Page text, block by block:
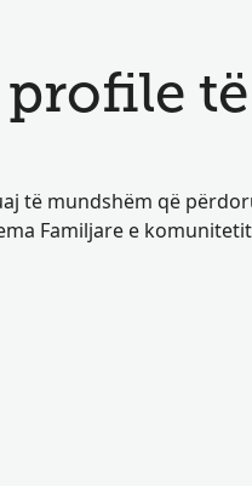
të mundshëm që
Familjare e